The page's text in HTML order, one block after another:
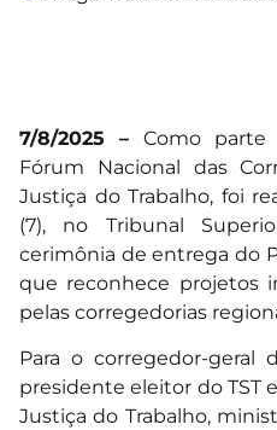
7/8/2025 – Como parte
Fórum Nacional das
Justiça do Trabalho, foi
(7), no Tribunal
cerimônia de entrega do
que reconhece projetos
pelas corregedorias
Para o corregedor-geral
presidente eleitor do TST
Justiça do Trabalho,